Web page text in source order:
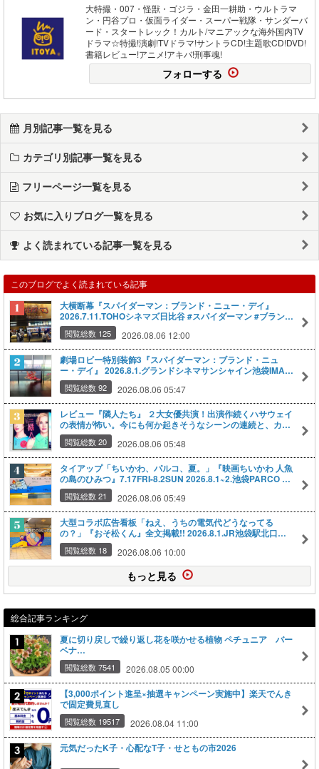
大特撮・007・怪獣・ゴジラ・金田一耕助・ウルトラマ
ン・円谷プロ・仮面ライダー・スーパー戦隊・サンダーバ
ード・スタートレック！カルト/マニアックな海外国内TV
ドラマ☆特撮!演劇!TVドラマ!サントラCD!主題歌CD!DVD!
書籍レビュー!アニメ!アキバ!刑事魂!
フォローする
月別記事一覧を見る
カテゴリ別記事一覧を見る
フリーページ一覧を見る
お気に入りブログ一覧を見る
よく読まれている記事一覧を見る
このブログでよく読まれている記事
大横断幕『スパイダーマン：ブランド・ニュー・デイ』
2026.7.11.TOHOシネマズ日比谷 #スパイダーマン #ブランド
ニューデイ
閲覧総数 125 2026.08.06 12:00
劇場ロビー特別装飾3『スパイダーマン：ブランド・ニュ
ー・デイ』 2026.8.1.グランドシネマサンシャイン池袋IMAX
レーザーGT #スパイダーマン #ブランドニューデイ
閲覧総数 92 2026.08.06 05:47
レビュー『隣人たち』 ２大女優共演！出演作続くハサウェイ
の表情が怖い。今にも何か起きそうなシーンの連続と、カラ
フルなファッション、撮影が見事。 2026.7.26.TOHOシネマ
ズシャンテ #隣人たち
閲覧総数 20 2026.08.06 05:48
タイアップ「ちいかわ、パルコ、夏。」『映画ちいかわ 人魚
の島のひみつ』7.17FRI-8.2SUN 2026.8.1~2.池袋PARCO #
閲覧総数 21 2026.08.06 05:49
大型コラボ広告看板「ねえ、うちの電気代どうなってる
の？」『おそ松くん』全文掲載!! 2026.8.1.JR池袋駅北口改
札前
閲覧総数 18 2026.08.06 10:00
もっと見る
総合記事ランキング
夏に切り戻しで繰り返し花を咲かせる植物 ペチュニア バー
ベナ…
閲覧総数 7541 2026.08.05 00:00
【3,000ポイント進呈×抽選キャンペーン実施中】楽天でんき
で固定費見直し
閲覧総数 19517 2026.08.04 11:00
元気だったK子・心配なT子・せともの市2026